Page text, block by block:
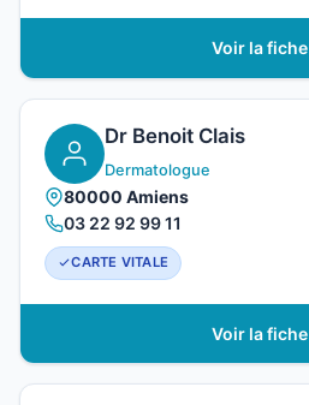
Voir la fiche
Dr Benoit Clais
Dermatologue
80000 Amiens
03 22 92 99 11
CARTE VITALE
Voir la fiche